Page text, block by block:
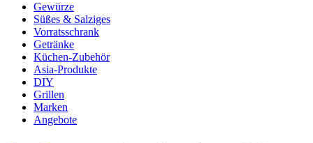
Gewürze
Süßes & Salziges
Vorratsschrank
Getränke
Küchen-Zubehör
Asia-Produkte
DIY
Grillen
Marken
Angebote